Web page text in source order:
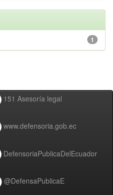
1
151 Asesoría legal
www.defensoria.gob.ec
DefensoriaPublicaDelEcuador
@DefensaPublicaE